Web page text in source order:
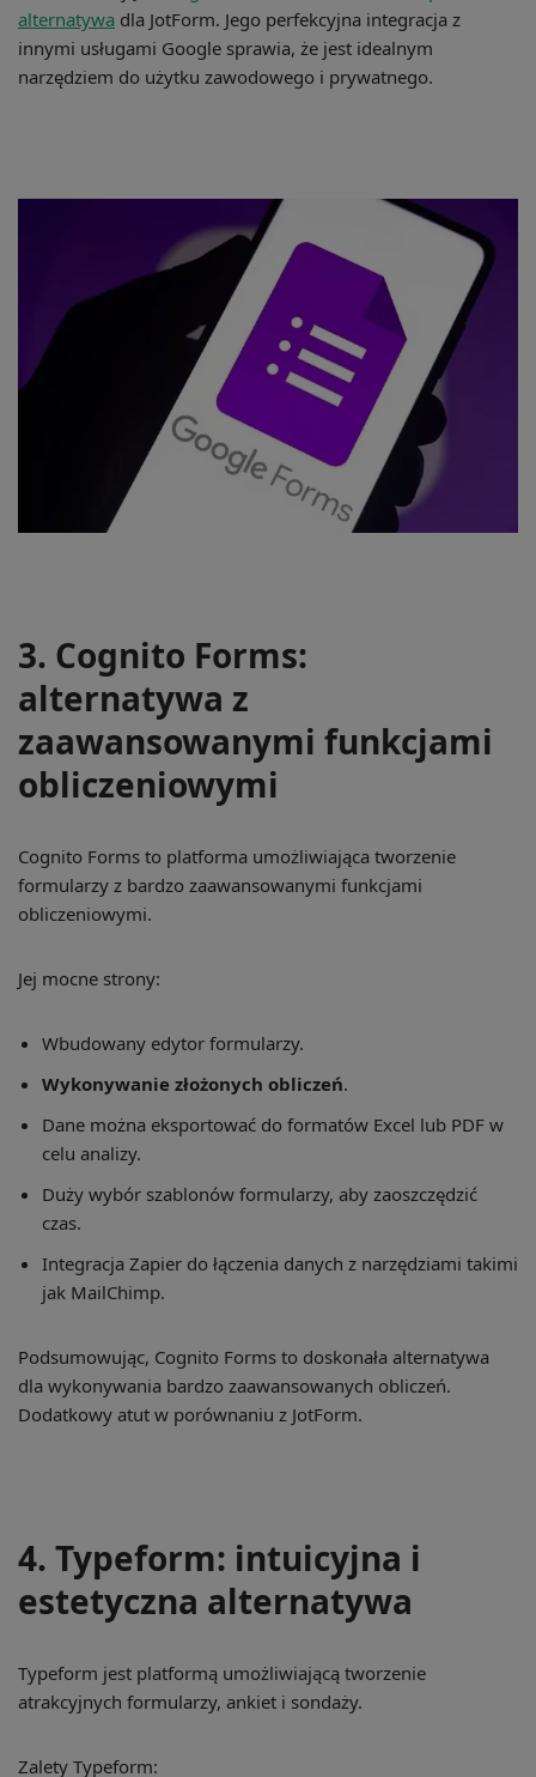
alternatywa dla JotForm. Jego perfekcyjna integracja z
innymi usługami Google sprawia, że jest idealnym
narzędziem do użytku zawodowego i prywatnego.
3. Cognito Forms:
alternatywa z
zaawansowanymi funkcjami
obliczeniowymi
Cognito Forms to platforma umożliwiająca tworzenie
formularzy z bardzo zaawansowanymi funkcjami
obliczeniowymi.
Jej mocne strony:
Wbudowany edytor formularzy.
Wykonywanie złożonych obliczeń.
Dane można eksportować do formatów Excel lub PDF w
celu analizy.
Duży wybór szablonów formularzy, aby zaoszczędzić
czas.
Integracja Zapier do łączenia danych z narzędziami takimi
jak MailChimp.
Podsumowując, Cognito Forms to doskonała alternatywa
dla wykonywania bardzo zaawansowanych obliczeń.
Dodatkowy atut w porównaniu z JotForm.
4. Typeform: intuicyjna i
estetyczna alternatywa
Typeform jest platformą umożliwiającą tworzenie
atrakcyjnych formularzy, ankiet i sondaży.
Zalety Typeform: